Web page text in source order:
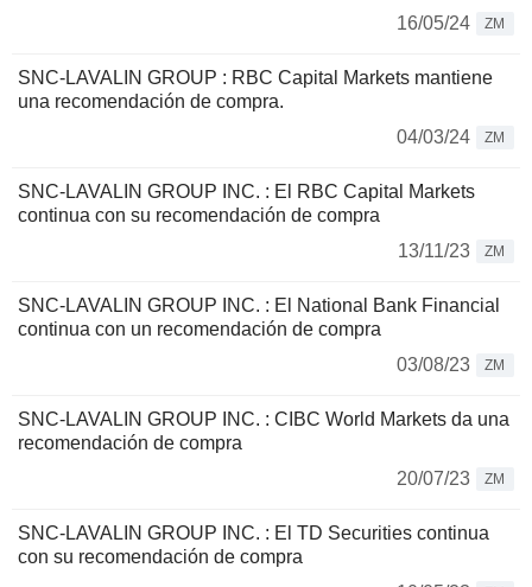
16/05/24
ZM
SNC-LAVALIN GROUP : RBC Capital Markets mantiene
una recomendación de compra.
04/03/24
ZM
SNC-LAVALIN GROUP INC. : El RBC Capital Markets
continua con su recomendación de compra
13/11/23
ZM
SNC-LAVALIN GROUP INC. : El National Bank Financial
continua con un recomendación de compra
03/08/23
ZM
SNC-LAVALIN GROUP INC. : CIBC World Markets da una
recomendación de compra
20/07/23
ZM
SNC-LAVALIN GROUP INC. : El TD Securities continua
con su recomendación de compra